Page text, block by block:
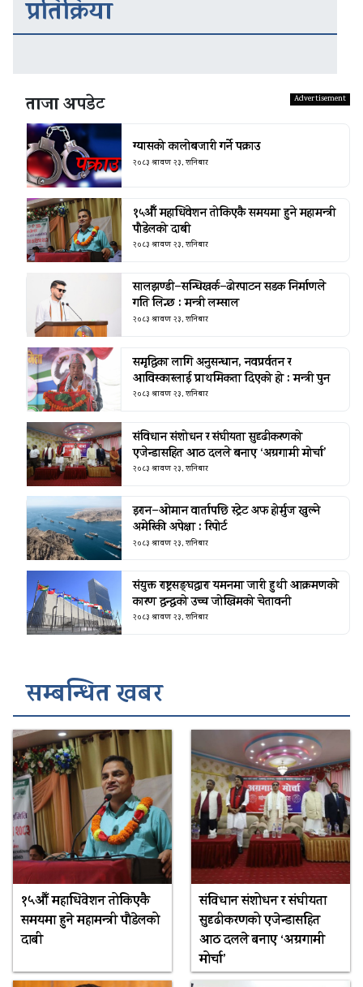
प्रतिक्रिया
ताजा अपडेट
ग्यासको कालोबजारी गर्ने पक्राउ
२०८३ श्रावण २३, शनिबार
१५औँ महाधिवेशन तोकिएकै समयमा हुने महामन्त्री
पौडेलको दाबी
२०८३ श्रावण २३, शनिबार
सालझण्डी–सन्धिखर्क–ढोरपाटन सडक निर्माणले
गति लिन्छ : मन्त्री लम्साल
२०८३ श्रावण २३, शनिबार
समृद्धिका लागि अनुसन्धान, नवप्रर्वतन र
आविस्कारलाई प्राथमिकता दिएको हो : मन्त्री पुन
२०८३ श्रावण २३, शनिबार
संविधान संशोधन र संघीयता सुदृढीकरणको
एजेन्डासहित आठ दलले बनाए ‘अग्रगामी मोर्चा’
२०८३ श्रावण २३, शनिबार
इरान–ओमान वार्तापछि स्ट्रेट अफ होर्मुज खुल्ने
अमेरिकी अपेक्षा : रिपोर्ट
२०८३ श्रावण २३, शनिबार
संयुक्त राष्ट्रसङ्घद्वारा यमनमा जारी हुथी आक्रमणको
कारण द्वन्द्वको उच्च जोखिमको चेतावनी
२०८३ श्रावण २३, शनिबार
सम्बन्धित खबर
१५औँ महाधिवेशन तोकिएकै
समयमा हुने महामन्त्री पौडेलको
दाबी
संविधान संशोधन र संघीयता
सुदृढीकरणको एजेन्डासहित
आठ दलले बनाए ‘अग्रगामी
मोर्चा’